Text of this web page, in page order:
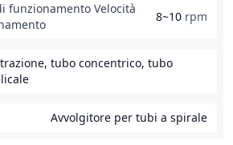
funzionamento Velocità
8~10 rpm
tubo concentrico, tubo
Avvolgitore per tubi a spirale